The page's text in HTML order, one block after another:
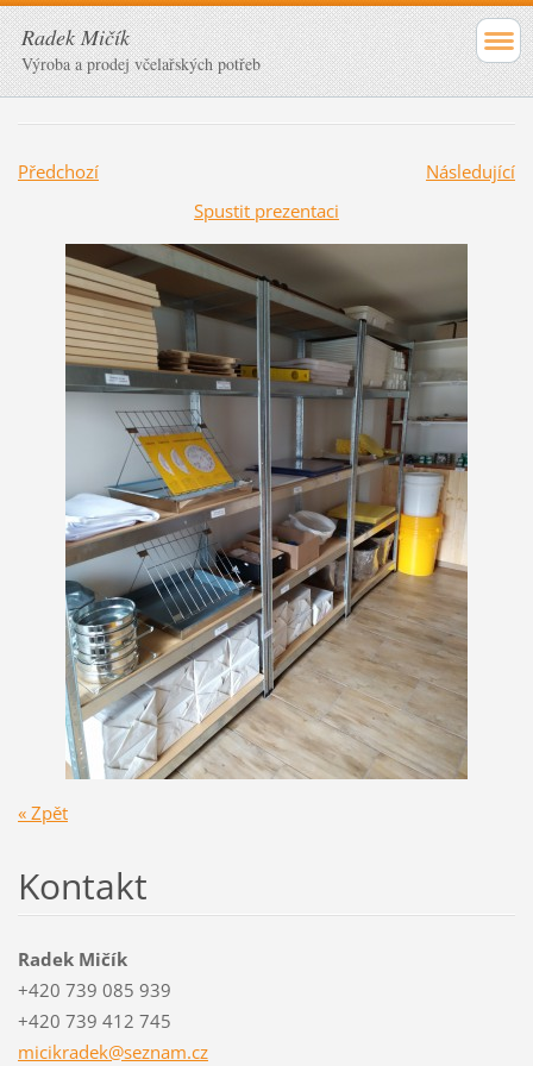
Radek Mičík
Výroba a prodej včelařských potřeb
Předchozí
Následující
Spustit prezentaci
« Zpět
Kontakt
Radek Mičík
+420 739 085 939
+420 739 412 745
micikradek@seznam.cz